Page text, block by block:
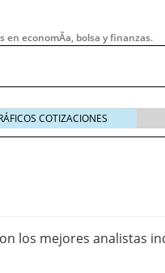
en economÃ­a, bolsa y finanzas.
COTIZACIONES
los mejores analistas